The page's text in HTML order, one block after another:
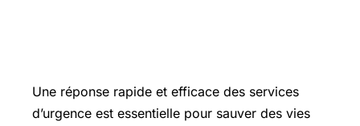
Une réponse rapide et efficace des services
d’urgence est essentielle pour sauver des vies